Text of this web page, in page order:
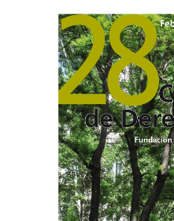
Barra
lateral
del
artículo